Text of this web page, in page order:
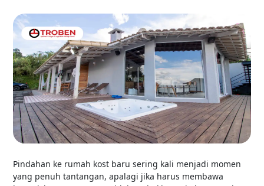
Pindahan ke rumah kost baru sering kali menjadi momen
yang penuh tantangan, apalagi jika harus membawa